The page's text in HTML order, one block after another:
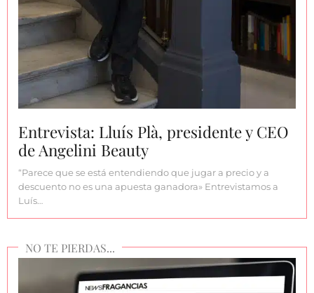
Entrevista: Lluís Plà, presidente y CEO
de Angelini Beauty
“Parece que se está entendiendo que jugar a precio y a
descuento no es una apuesta ganadora» Entrevistamos a
Luís…